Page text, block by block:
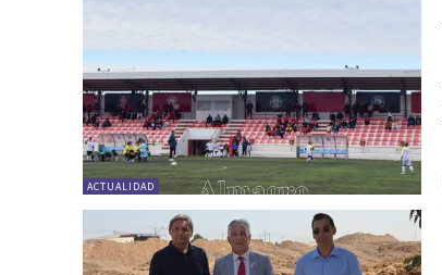
ACTUALIDAD